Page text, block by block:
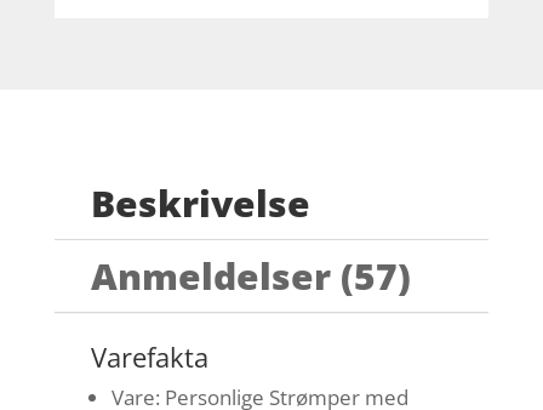
Beskrivelse
Anmeldelser (57)
Varefakta
Vare: Personlige Strømper med